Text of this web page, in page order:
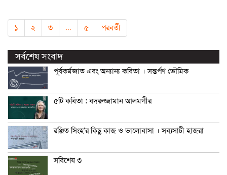
১ ২ ৩ … ৫ পরবর্তী
সর্বশেষ সংবাদ
পূর্বকর্মজাত এবং অন্যান্য কবিতা । সন্তর্পণ ভৌমিক
৫টি কবিতা : বদরুজ্জামান আলমগীর
রঞ্জিত সিংহ’র কিছু কাজ ও ভালোবাসা । সব্যসাচী হাজরা
সবিশেষ ৩